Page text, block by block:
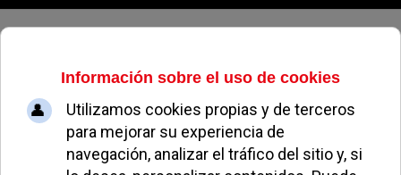
Domingo, 09 de agosto de 2026
El comercio textil acaparó el fin
de semana en Pozuelo